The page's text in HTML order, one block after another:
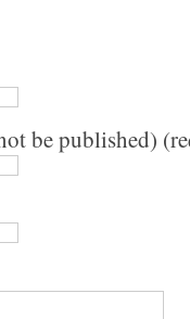
be published)